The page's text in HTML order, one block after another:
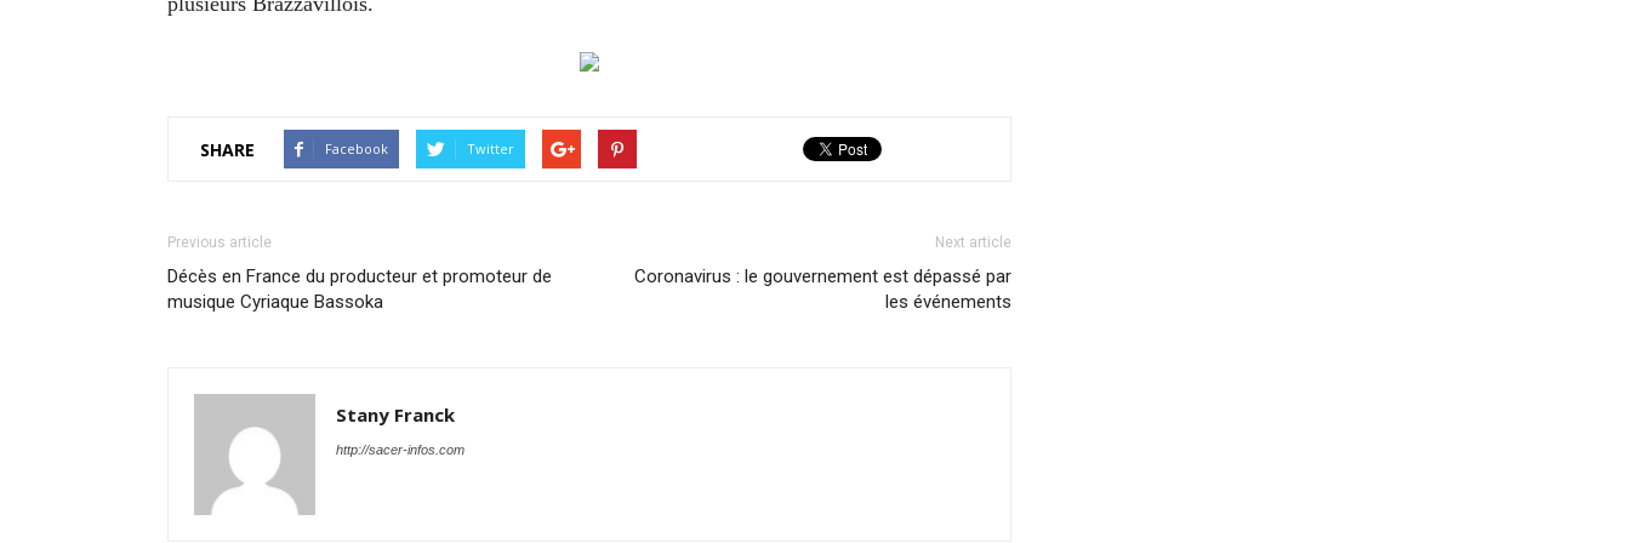
SHARE Facebook Twitter
Previous article
Décès en France du producteur et promoteur de
musique Cyriaque Bassoka
Next article
Coronavirus : le gouvernement est dépassé par
les événements
Stany Franck
http://sacer-infos.com